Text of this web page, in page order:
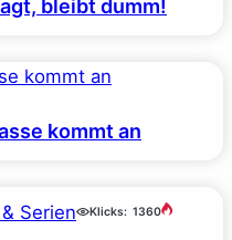
bleibt dumm!
kommt an
Serien Klicks: 1360